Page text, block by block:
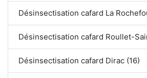
Désinsectisation cafard La
Désinsectisation cafard Roullet-
Désinsectisation cafard Dirac (16)